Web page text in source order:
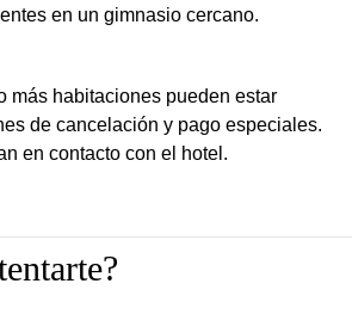
en un gimnasio cercano.
más habitaciones pueden estar
de cancelación y pago especiales.
en contacto con el hotel.